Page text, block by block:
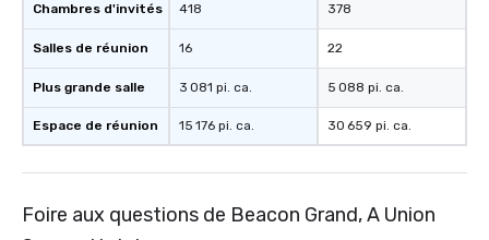
Chambres d'invités
Salles de réunion
Plus grande salle
Espace de réunion
418
16
3 081 pi. ca.
15 176 pi. ca.
378
22
5 088 pi. ca.
30 659 pi. ca.
Foire aux questions de Beacon Grand, A Union